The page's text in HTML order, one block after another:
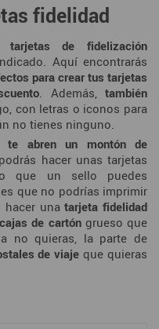
fidelidad
tarjetas de fidelización
Aquí encontrarás
para crear tus tarjetas
. Además,también
con letras o iconos para
no tienes ninguno.
te abren un montón de
hacer unas tarjetas
que un sello puedes
que no podrías imprimir
hacer unatarjeta fidelidad
de cartóngrueso que
no quieras, la parte de
de viaje que quieras